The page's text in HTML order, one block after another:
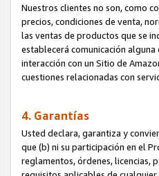
Nuestros clientes no son, como
precios, condiciones de venta,
las ventas de productos que se
establecerá comunicación
interacción con un Sitio de
cuestiones relacionadas con
4. Garantías
Usted declara, garantiza y
que (b) ni su participación en el
reglamentos, órdenes, licencias,